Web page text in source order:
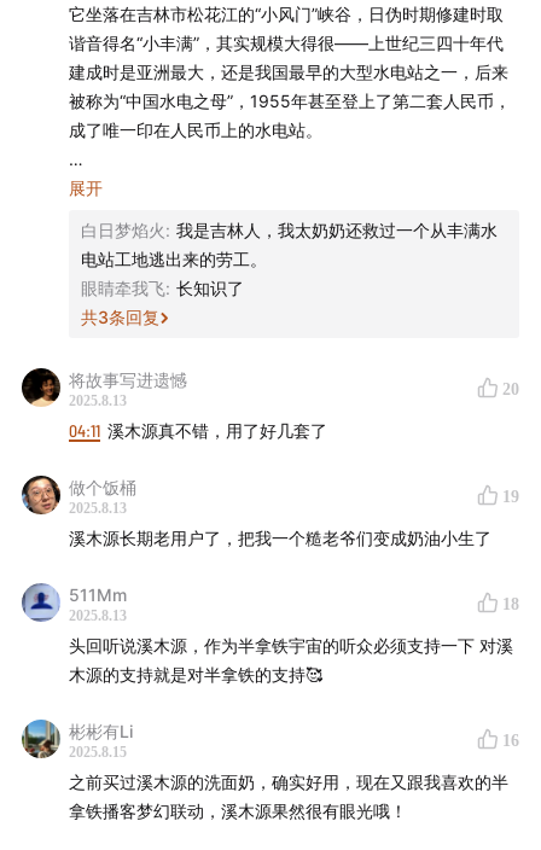
套装、限量联名周边及足金黄金船票如下：
它坐落在吉林市松花江的“小风门”峡谷，日伪时期修建时取
谐音得名“小丰满”，其实规模大得很——上世纪三四十年代
建成时是亚洲最大，还是我国最早的大型水电站之一，后来
被称为“中国水电之母”，1955年甚至登上了第二套人民币，
成了唯一印在人民币上的水电站。
这工程1937年开工，背后满是血泪：15万中国劳工被强抓来
“万人坑”，如今那里建起了劳工纪念馆，提醒着人们这段历
史。日本战败撤退时工程没完工，后来苏联拆走部分机组，
国民党还想炸毁它，都没成。
柱”。后来老坝有隐患，2018年爆破，在下游120米处建了新
坝，2019年新电站投用，装机容量达148万千瓦，既能发
电、防洪，还让上游的松花湖成了风景名胜。更妙的是，冬
天电站排出的温水让吉林形成了绝美的雾凇，成了中国四大
自然奇观之一。
展开
白日梦焰火: 我是吉林人，我太奶奶还救过一个从丰满水
电站工地逃出来的劳工。
眼睛牵我飞: 长知识了
共3条回复
将故事写进遗憾
2025.8.13
20
04:11 溪木源真不错，用了好几套了
做个饭桶
2025.8.13
19
溪木源长期老用户了，把我一个糙老爷们变成奶油小生了
511Mm
2025.8.13
18
头回听说溪木源，作为半拿铁宇宙的听众必须支持一下 对溪
木源的支持就是对半拿铁的支持🥰
彬彬有Li
2025.8.15
16
之前买过溪木源的洗面奶，确实好用，现在又跟我喜欢的半
拿铁播客梦幻联动，溪木源果然很有眼光哦！